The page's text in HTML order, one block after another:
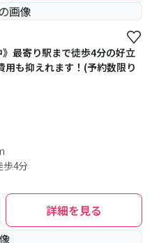
最寄り駅まで徒歩4分の好立
も抑えれます！(予約数限り
歩4分
詳細を見る